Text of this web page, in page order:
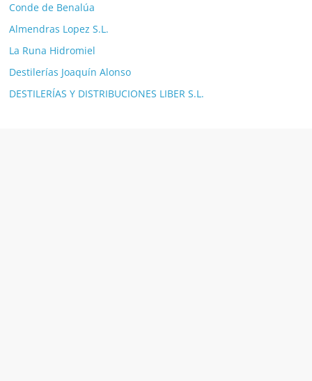
Conde de Benalúa
Almendras Lopez S.L.
La Runa Hidromiel
Destilerías Joaquín Alonso
DESTILERÍAS Y DISTRIBUCIONES LIBER S.L.